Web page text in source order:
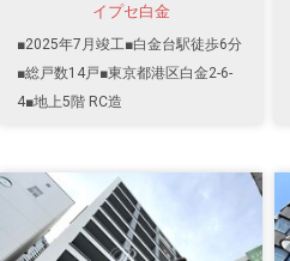
イプセ白金
■2025年7月竣工■白金台駅徒歩6分
■総戸数14戸■東京都港区白金2-6-
4■地上5階 RC造